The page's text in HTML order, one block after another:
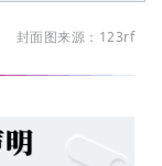
封面图来源：123rf